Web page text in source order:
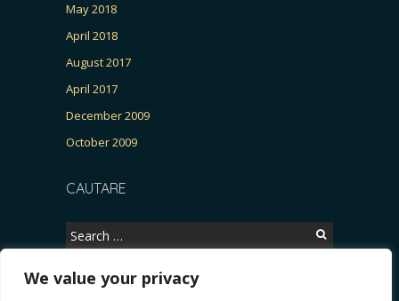
We value your privacy
May 2018
April 2018
August 2017
April 2017
December 2009
October 2009
CAUTARE
Search
for: